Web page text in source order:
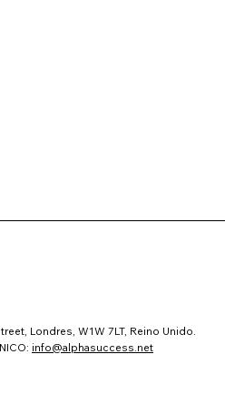
Londres, W1W 7LT, Reino Unido.
info@alphasuccess.net